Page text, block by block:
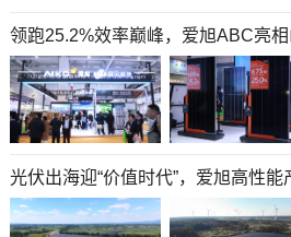
领跑25.2%效率巅峰，爱旭ABC亮
光伏出海迎“价值时代”，爱旭高性能